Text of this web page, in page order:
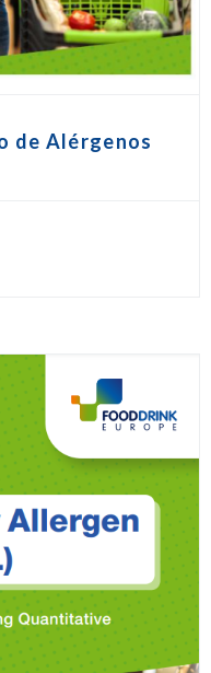
de Alérgenos